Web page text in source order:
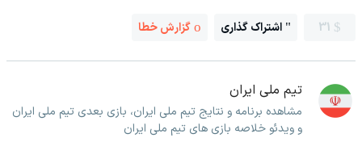
31 اشتراک گذاری گزارش خطا
تیم ملی ایران
مشاهده برنامه و نتایج تیم ملی ایران، بازی بعدی تیم ملی ایران
و ویدئو خلاصه بازی های تیم ملی ایران